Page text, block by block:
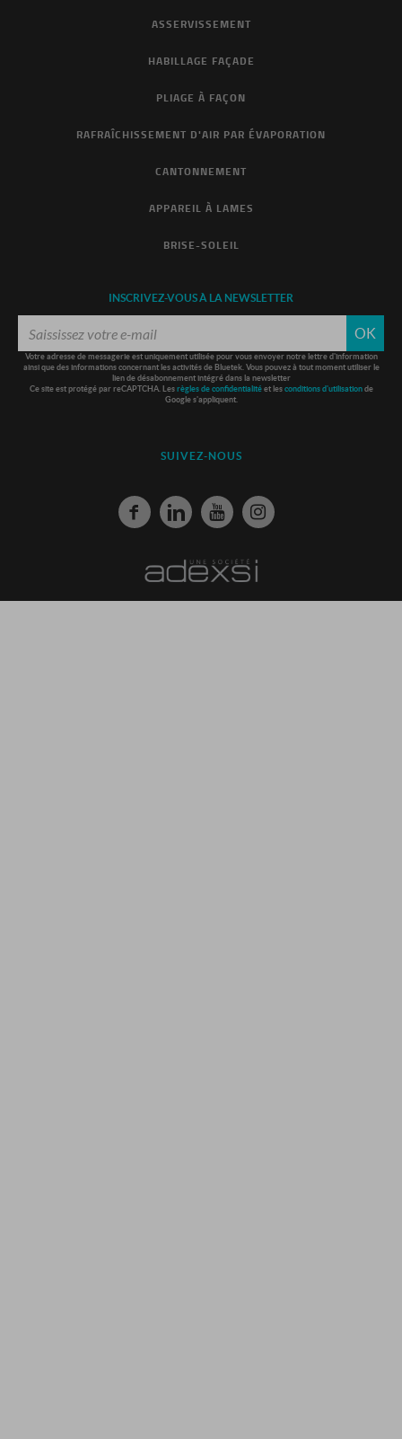
ASSERVISSEMENT
HABILLAGE FAÇADE
PLIAGE À FAÇON
RAFRAÎCHISSEMENT D'AIR PAR ÉVAPORATION
CANTONNEMENT
APPAREIL À LAMES
BRISE-SOLEIL
INSCRIVEZ-VOUS À LA NEWSLETTER
OK
Votre adresse de messagerie est uniquement utilisée pour vous envoyer notre lettre d'information
ainsi que des informations concernant les activités de Bluetek. Vous pouvez à tout moment utiliser le
lien de désabonnement intégré dans la newsletter
Ce site est protégé par reCAPTCHA. Les règles de confidentialitéet les conditions d'utilisationde
Google s'appliquent.
SUIVEZ-NOUS